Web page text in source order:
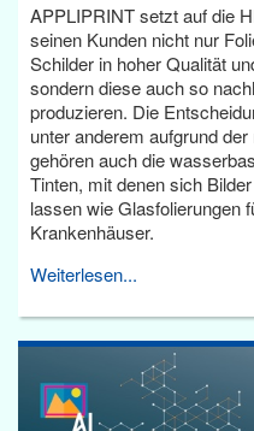
APPLIPRINT setzt auf die
seinen Kunden nicht nur
Schilder in hoher Qualität
sondern diese auch so
produzieren. Die
unter anderem aufgrund
gehören auch die
Tinten, mit denen sich
lassen wie Glasfolierungen
Krankenhäuser.
Weiterlesen...